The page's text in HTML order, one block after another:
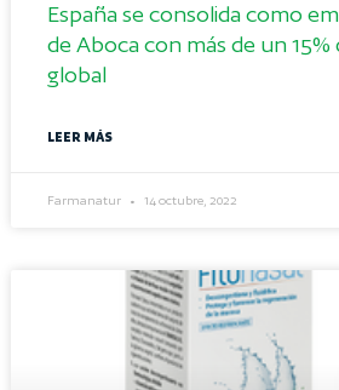
España se consolida como
de Aboca con más de un
global
LEER MÁS
Farmanatur 14 octubre, 2022